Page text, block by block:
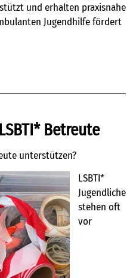
und erhalten praxisnahe
Jugendhilfe fördert
Betreute
unterstützen?
LSBTI*
Jugendliche
stehen oft
vor